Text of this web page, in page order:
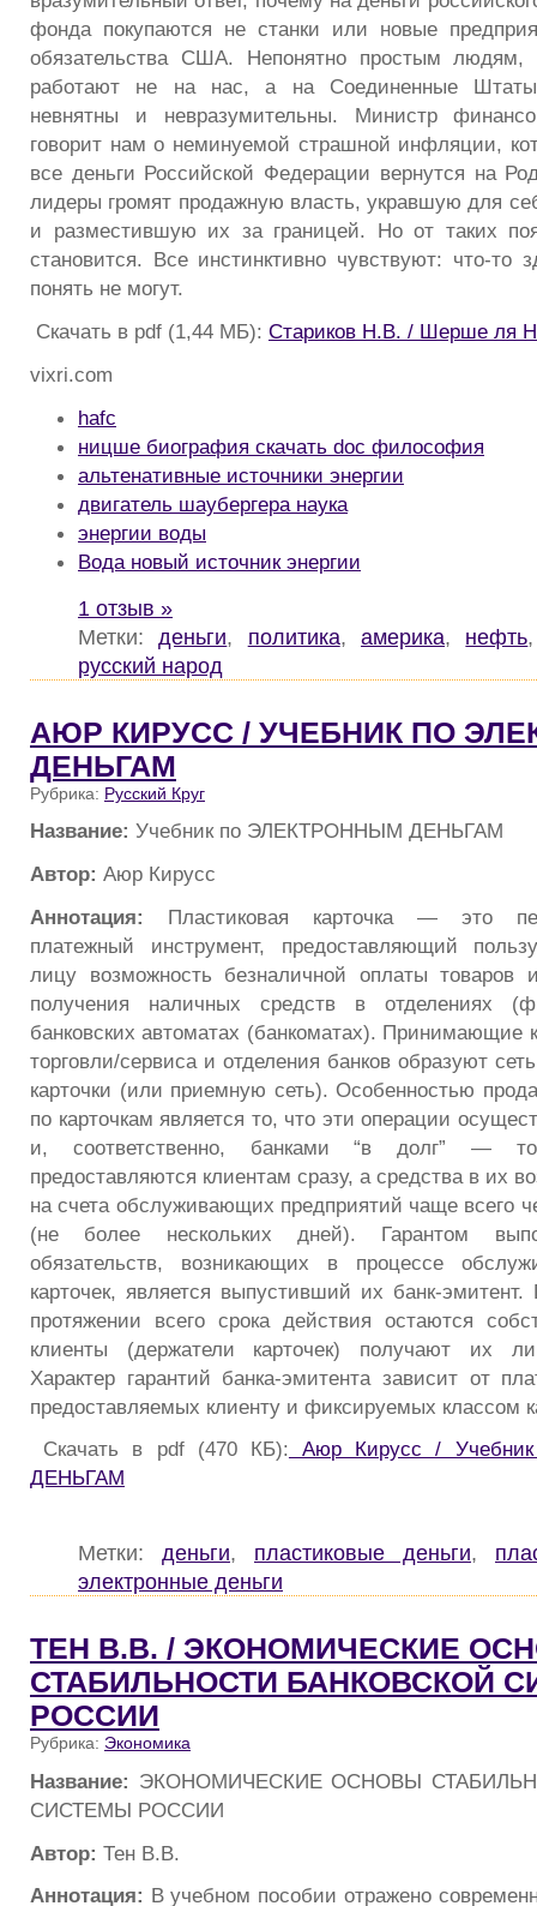
фонда покупаются не станки или новые
обязательства США. Непонятно простым людям,
работают не на нас, а на Соединенные
невнятны и невразумительны. Министр
говорит нам о неминуемой страшной инфляции,
все деньги Российской Федерации вернутся на
лидеры громят продажную власть, укравшую для
и разместившую их за границей. Но от таких
становится. Все инстинктивно чувствуют: что-то
понять не могут.
Скачать в pdf (1,44 МБ): Стариков Н.В. / Шерше ля
vixri.com
hafc
ницше биография скачать doc философия
альтенативные источники энергии
двигатель шаубергера наука
энергии воды
Вода новый источник энергии
1 отзыв »
Метки:деньги, политика,америка, нефть
русский народ
АЮР КИРУСС / УЧЕБНИК ПО
ДЕНЬГАМ
Рубрика: Русский Круг
Название: Учебник по ЭЛЕКТРОННЫМ ДЕНЬГАМ
Автор: Аюр Кирусс
Аннотация: Пластиковая карточка — это
платежный инструмент, предоставляющий
лицу возможность безналичной оплаты товаров
получения наличных средств в отделениях
банковских автоматах (банкоматах). Принимающие
торговли/сервиса и отделения банков образуют
карточки (или приемную сеть). Особенностью
по карточкам является то, что эти операции
и, соответственно, банками “в долг” —
предоставляются клиентам сразу, а средства в их
на счета обслуживающих предприятий чаще всего
(не более нескольких дней). Гарантом
обязательств, возникающих в процессе
карточек, является выпустивший их банк-эмитент.
протяжении всего срока действия остаются
клиенты (держатели карточек) получают их
Характер гарантий банка-эмитента зависит от
предоставляемых клиенту и фиксируемых классом
Скачать в pdf (470 КБ): Аюр Кирусс /
ДЕНЬГАМ
Метки: деньги, пластиковые деньги,
электронные деньги
ТЕН В.В. / ЭКОНОМИЧЕСКИЕ
СТАБИЛЬНОСТИ БАНКОВСКОЙ
РОССИИ
Рубрика: Экономика
Название: ЭКОНОМИЧЕСКИЕ ОСНОВЫ
СИСТЕМЫ РОССИИ
Автор: Тен В.В.
Аннотация: В учебном пособии отражено